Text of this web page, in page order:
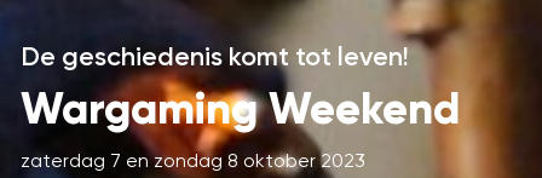
De geschiedenis komt tot leven!
Wargaming Weekend
zaterdag 7 en zondag 8 oktober 2023